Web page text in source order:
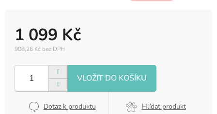
1 099 Kč
908,26 Kč bez DPH
cena:
Dotaz k produktu Hlídat produkt